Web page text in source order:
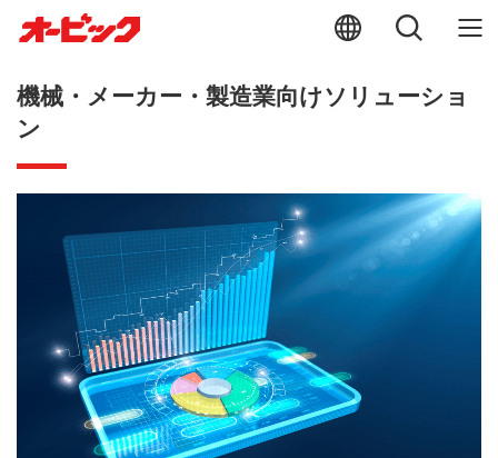
機械・メーカー・製造業向けソリューショ
ン